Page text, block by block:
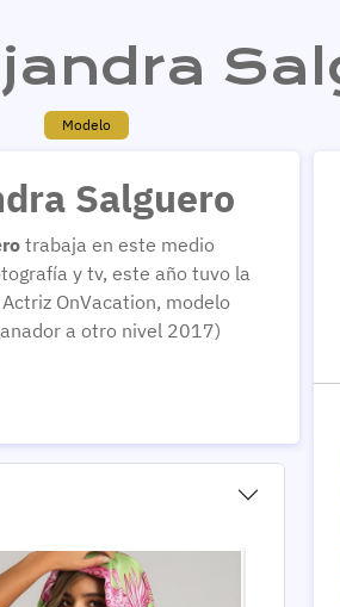
Modelo
Salguero
trabaja en este medio
y tv, este año tuvo la
OnVacation, modelo
a otro nivel 2017)